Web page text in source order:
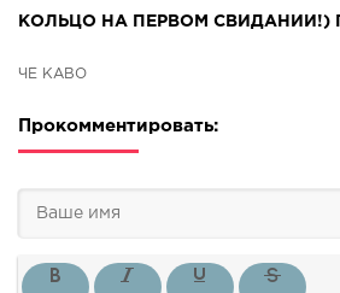
КОЛЬЦО НА ПЕРВОМ СВИДАНИИ!)
ЧЁ КАВО
Прокомментировать: